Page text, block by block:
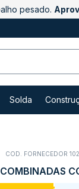
pesado.
Solda
COD. FORNECEDOR